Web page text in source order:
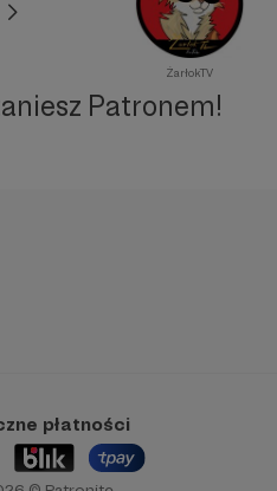
ŻarłokTV
Patronem!
płatności